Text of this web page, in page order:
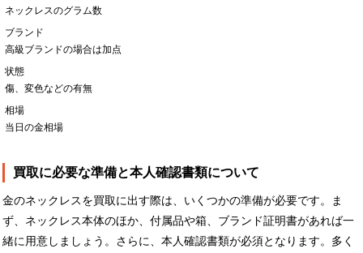
ネックレスのグラム数
ブランド
高級ブランドの場合は加点
状態
傷、変色などの有無
相場
当日の金相場
買取に必要な準備と本人確認書類について
金のネックレスを買取に出す際は、いくつかの準備が必要です。ま
ず、ネックレス本体のほか、付属品や箱、ブランド証明書があれば一
緒に用意しましょう。さらに、本人確認書類が必須となります。多く